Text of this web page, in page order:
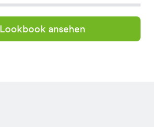
Lookbook ansehen